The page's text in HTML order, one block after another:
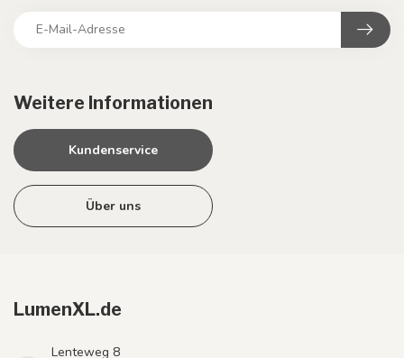
Weitere Informationen
Kundenservice
Über uns
LumenXL.de
Lenteweg 8